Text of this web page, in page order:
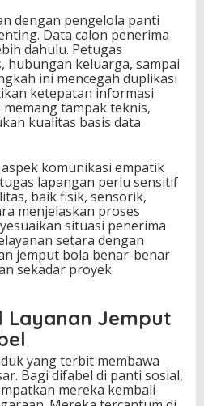
dengan pengelola panti
Data calon penerima
dahulu. Petugas
hubungan keluarga, sampai
ini mencegah duplikasi
ketepatan informasi
tampak teknis,
kualitas basis data
komunikasi empatik
lapangan perlu sensitif
baik fisik, sensorik,
menjelaskan proses
situasi penerima
setara dengan
jemput bola benar-benar
sekadar proyek
Layanan Jemput
yang terbit membawa
Bagi difabel di panti sosial,
mereka kembali